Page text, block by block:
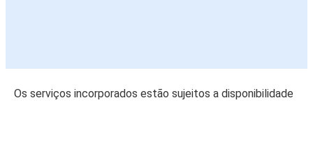
Os serviços incorporados estão sujeitos a disponibilidade